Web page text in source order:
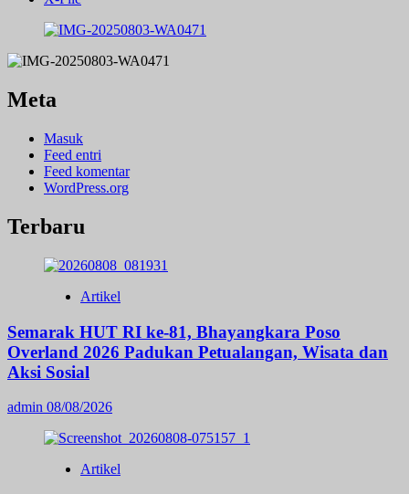
Meta
Masuk
Feed entri
Feed komentar
WordPress.org
Terbaru
Artikel
Semarak HUT RI ke-81, Bhayangkara Poso
Overland 2026 Padukan Petualangan, Wisata dan
Aksi Sosial
admin 08/08/2026
Artikel